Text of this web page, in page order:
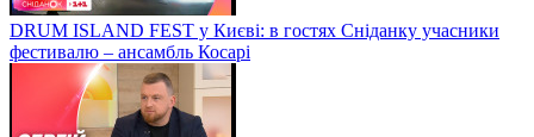
DRUM ISLAND FEST у Києві: в гостях Сніданку учасники
фестивалю – ансамбль Косарі